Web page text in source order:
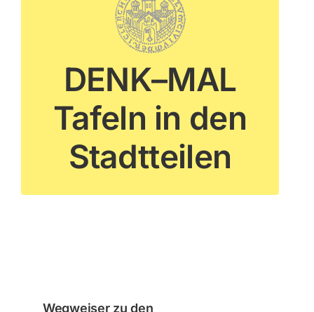
DENK–MAL
Tafeln in den
Stadtteilen
WEITERE INFORMATIONEN
Wegweiser zu den